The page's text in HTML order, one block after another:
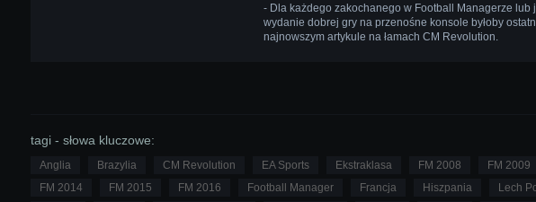
- Dla każdego zakochanego w Football Managerze
wydanie dobrej gry na przenośne konsole byłoby
najnowszym artykule na łamach CM Revolution.
tagi - słowa kluczowe:
Anglia Brazylia CM Revolution EA Sports Ekstraklasa FM 2008 FM 2009
FM 2014
FM 2015 FM 2016 Football Manager Francja Hiszpania Lech